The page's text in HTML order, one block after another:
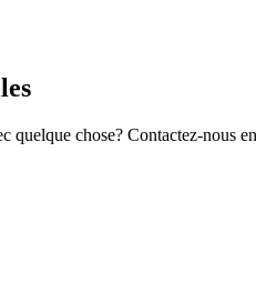
quelque chose? Contactez-nous